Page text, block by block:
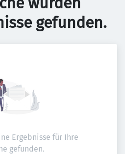
gefunden.
Ergebnisse für Ihre
gefunden.